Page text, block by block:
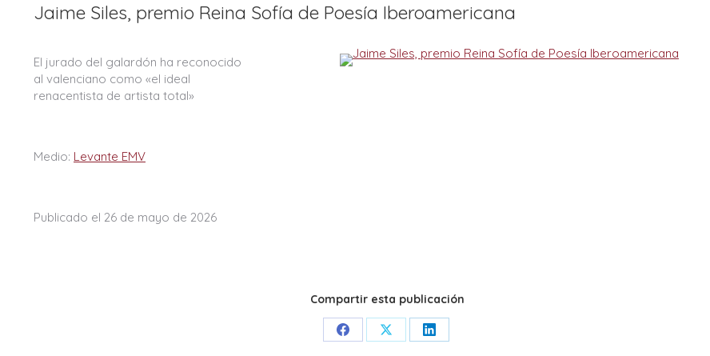
Jaime Siles, premio Reina Sofía de Poesía Iberoamericana
El jurado del galardón ha reconocido
al valenciano como «el ideal
renacentista de artista total»
Medio: Levante EMV
Publicado el 26 de mayo de 2026
Compartir esta publicación
Share Share Share